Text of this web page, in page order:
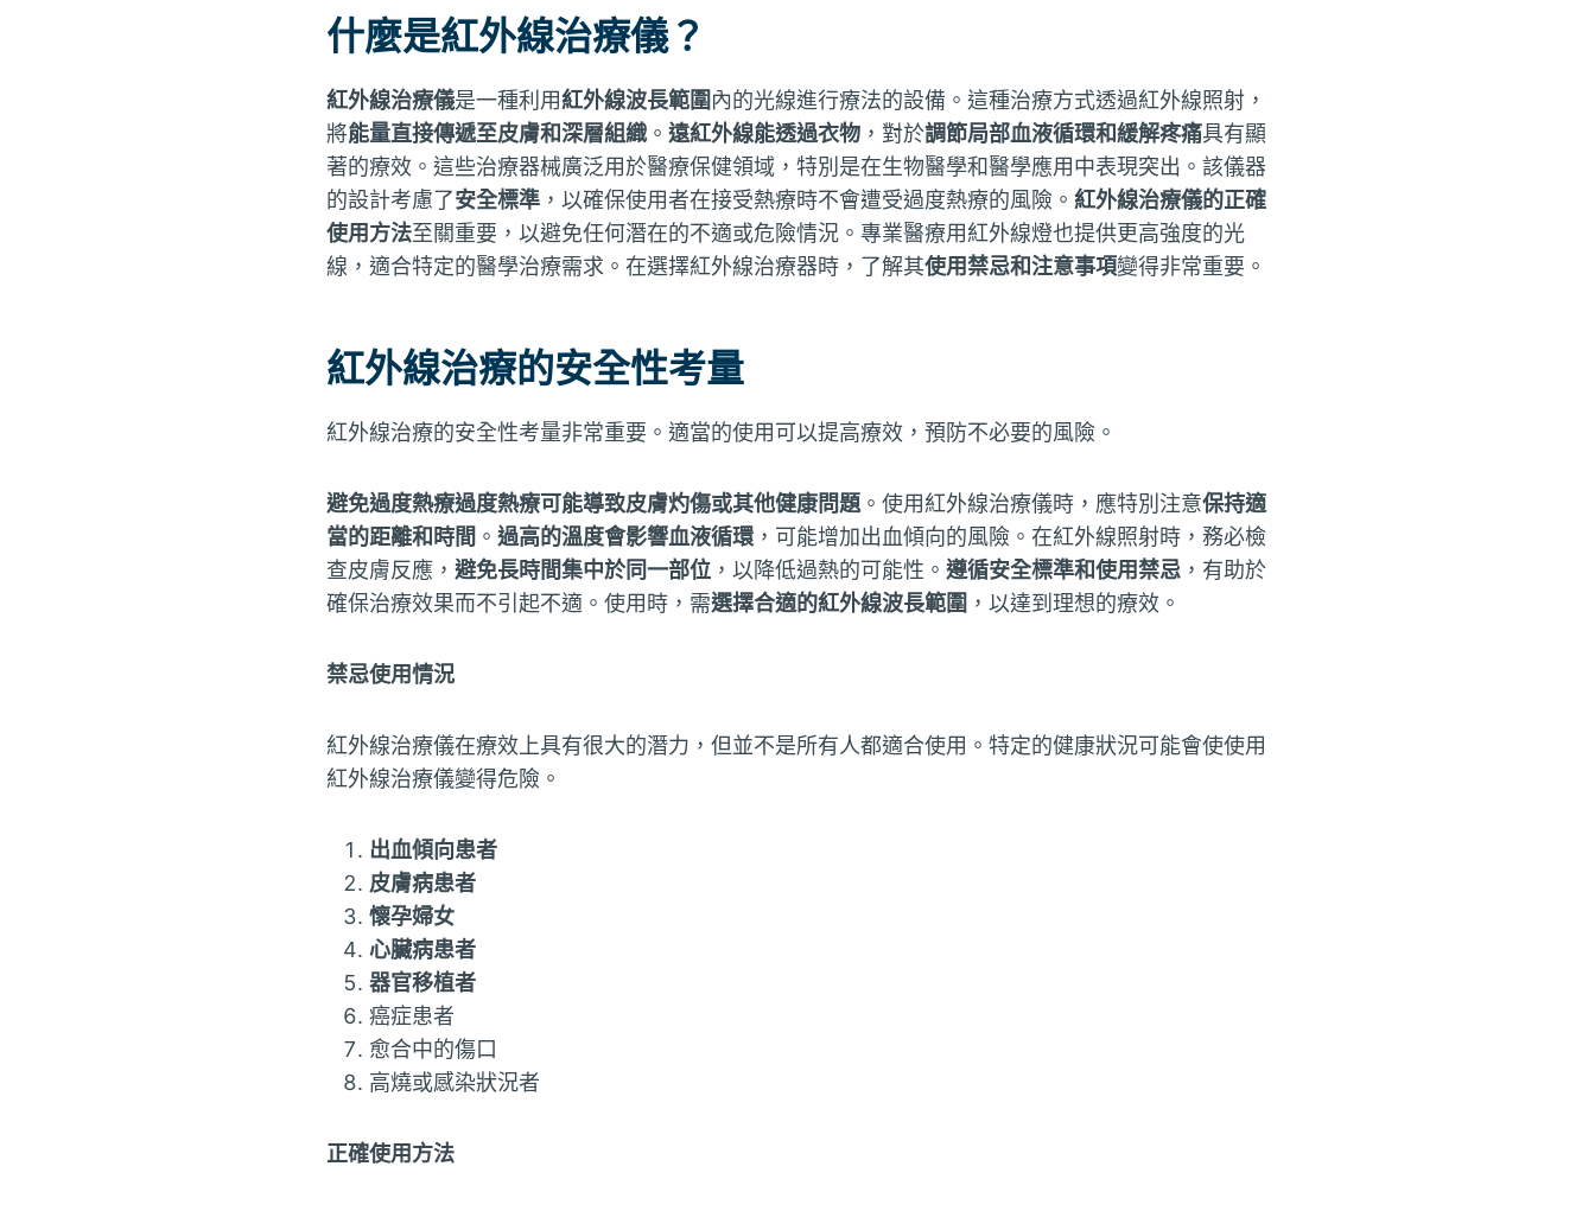
什麼是紅外線治療儀？
紅外線治療儀是一種利用紅外線波長範圍內的光線進行療法的設備。這種治療方式透過紅外線照射，
將能量直接傳遞至皮膚和深層組織 。 遠紅外線能透過衣物 ，對於調節局部血液循環和緩解疼痛具有顯
著的療效。這些治療器械廣泛用於醫療保健領域，特別是在生物醫學和醫學應用中表現突出。該儀器
的設計考慮了安全標準 ，以確保使用者在接受熱療時不會遭受過度熱療的風險。 紅外線治療儀的正確
使用方法至關重要，以避免任何潛在的不適或危險情況。專業醫療用紅外線燈也提供更高強度的光
線，適合特定的醫學治療需求。在選擇紅外線治療器時，了解其使用禁忌和注意事項變得非常重要。
紅外線治療的安全性考量
紅外線治療的安全性考量非常重要。適當的使用可以提高療效，預防不必要的風險。
避免過度熱療過度熱療可能導致皮膚灼傷或其他健康問題。使用紅外線治療儀時，應特別注意保持適
當的距離和時間 。 過高的溫度會影響血液循環 ，可能增加出血傾向的風險。在紅外線照射時，務必檢
查皮膚反應， 避免長時間集中於同一部位 ，以降低過熱的可能性。 遵循安全標準和使用禁忌 ，有助於
確保治療效果而不引起不適。使用時，需選擇合適的紅外線波長範圍 ，以達到理想的療效。
禁忌使用情況
紅外線治療儀在療效上具有很大的潛力，但並不是所有人都適合使用。特定的健康狀況可能會使使用
紅外線治療儀變得危險。
出血傾向患者
皮膚病患者
懷孕婦女
心臟病患者
器官移植者
癌症患者
愈合中的傷口
高燒或感染狀況者
正確使用方法